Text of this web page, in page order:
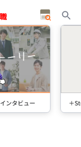
ビュー ＋